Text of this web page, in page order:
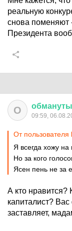
реальную
снова поменяют
Президента
О 09:59,
От пользователя
Я всегда хожу
Но за кого
Ясен пень не за
А кто нравится?
капиталист?
заставляет,